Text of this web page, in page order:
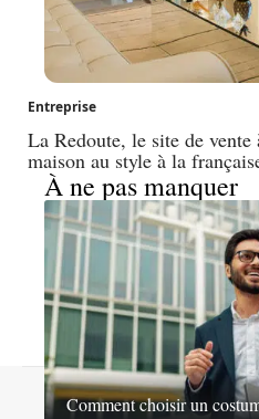
Entreprise
La Redoute, le site de vente
maison au style à la
À ne pas manquer
Comment choisir un
© 2026 |